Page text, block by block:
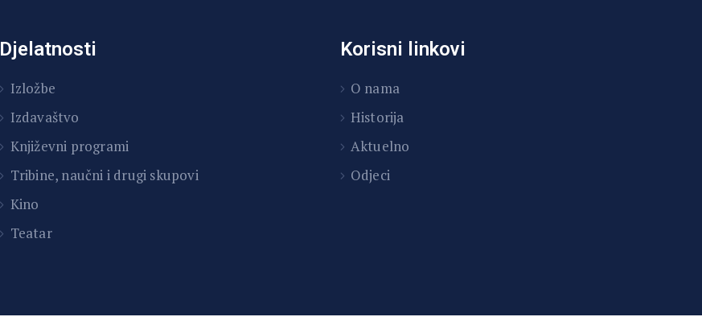
Djelatnosti
Izložbe
Izdavaštvo
Književni programi
Tribine, naučni i drugi skupovi
Kino
Teatar
Korisni linkovi
O nama
Historija
Aktuelno
Odjeci